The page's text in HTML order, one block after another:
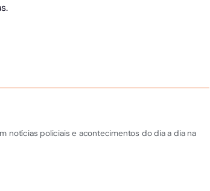
notícias policiais e acontecimentos do dia a dia na